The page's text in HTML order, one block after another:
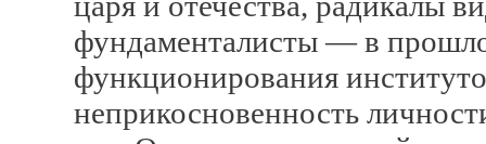
фундаменталисты — в
функционирования
неприкосновенность